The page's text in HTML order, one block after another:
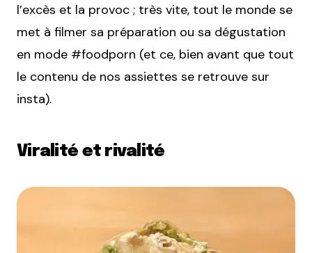
l’excès et la provoc ; très vite, tout le monde se
met à filmer sa préparation ou sa dégustation
en mode #foodporn (et ce, bien avant que tout
le contenu de nos assiettes se retrouve sur
insta).
Viralité et rivalité